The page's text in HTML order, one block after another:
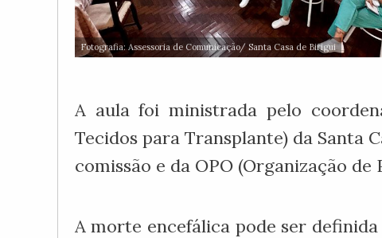
Fotografia: Assessoria de Comunicação/ Santa Casa de Birigui
A aula foi ministrada pelo
Tecidos para Transplante) da Santa
comissão e da OPO (Organização
A morte encefálica pode ser